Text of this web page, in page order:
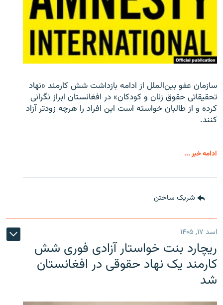
سازمان عفو بین‌الملل از ادامه بازداشت شش کارمند «نهاد
تحقیقاتی حقوق زنان و کودکان» در افغانستان ابراز نگرانی
کرده و از طالبان خواسته است این افراد را هرچه زودتر آزاد
کنند.
ادامه خبر ...
شریک ساختن
اسد ۱۷, ۱۴۰۵
ریچارد بنت خواستار آزادی فوری شش
کارمند یک نهاد حقوقی در افغانستان
شد